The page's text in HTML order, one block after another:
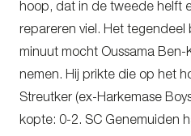
hoop, dat in de tweede helft
repareren viel. Het tegendeel
minuut mocht Oussama
nemen. Hij prikte die op het
Streutker (ex-Harkemase
kopte: 0-2. SC Genemuiden